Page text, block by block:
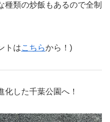
種類の炒飯もあるので全制
トはこちらから！)
した千葉公園へ！